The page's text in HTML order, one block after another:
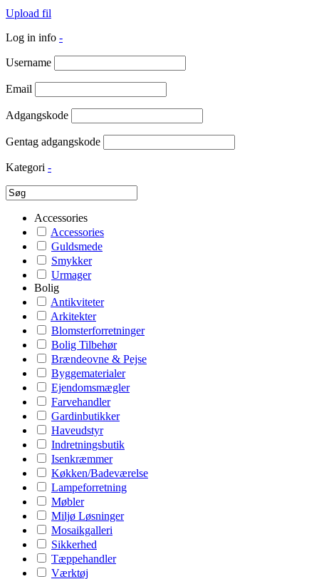
Upload fil
Log in info -
Username
Email
Adgangskode
Gentag adgangskode
Kategori -
Accessories
Accessories
Guldsmede
Smykker
Urmager
Bolig
Antikviteter
Arkitekter
Blomsterforretninger
Bolig Tilbehør
Brændeovne & Pejse
Byggematerialer
Ejendomsmægler
Farvehandler
Gardinbutikker
Haveudstyr
Indretningsbutik
Isenkræmmer
Køkken/Badeværelse
Lampeforretning
Møbler
Miljø Løsninger
Mosaikgalleri
Sikkerhed
Tæppehandler
Værktøj